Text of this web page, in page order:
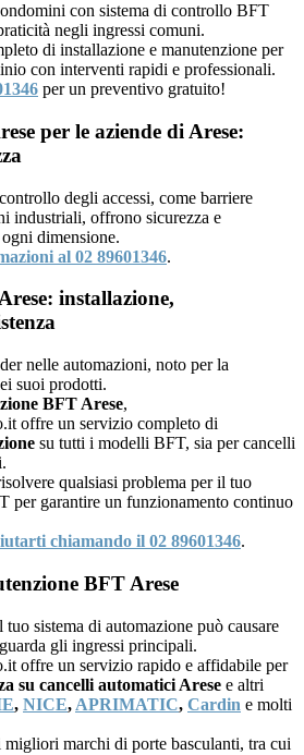
con sistema di controllo BFT
negli ingressi comuni.
di installazione e manutenzione per
con interventi rapidi e professionali.
per un preventivo gratuito!
per le aziende di Arese:
degli accessi, come barriere
industriali, offrono sicurezza e
dimensione.
al 02 89601346.
installazione,
nelle automazioni, noto per la
suoi prodotti.
BFT Arese,
offre un servizio completo di
su tutti i modelli BFT, sia per cancelli
qualsiasi problema per il tuo
per garantire un funzionamento continuo
chiamando il 02 89601346.
BFT Arese
sistema di automazione può causare
gli ingressi principali.
offre un servizio rapido e affidabile per
su cancelli automatici Arese e altri
, NICE, APRIMATIC, Cardin e molti
marchi di porte basculanti, tra cui